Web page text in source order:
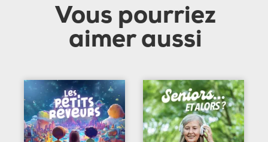
Vous pourriez
aimer aussi